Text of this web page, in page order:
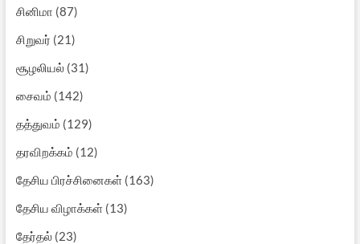
சினிமா (87)
சிறுவர் (21)
சூழலியல்(31)
சைவம் (142)
தத்துவம் (129)
தரவிறக்கம் (12)
தேசிய பிரச்சினைகள்(163)
தேசிய விழாக்கள்(13)
தேர்தல்(23)